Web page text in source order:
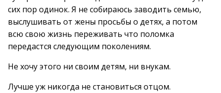
сих пор одинок. Я не собираюсь заводить семью,
выслушивать от жены просьбы о детях, а потом
всю свою жизнь переживать что поломка
передастся следующим поколениям.
Не хочу этого ни своим детям, ни внукам.
Лучше уж никогда не становиться отцом.